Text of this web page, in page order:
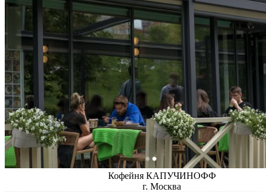
Кофейня КАПУЧИНОФФ
г. Москва